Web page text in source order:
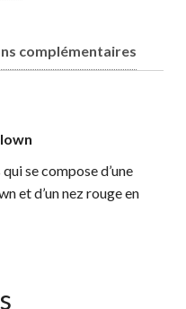
complémentaires
se compose d’une
et d’un nez rouge en